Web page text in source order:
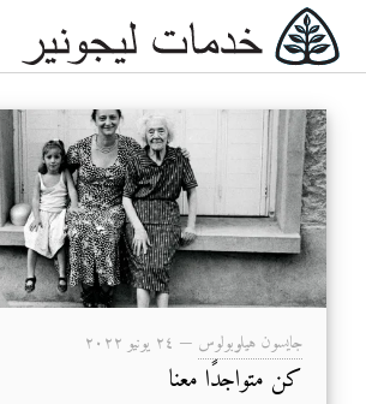
جايسون هيلوبولوس — ۲٤ يونيو ۲۰۲۲
كن متواجدًا معنا